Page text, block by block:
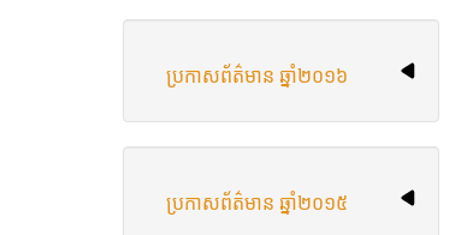
ប្រកាសព័ត៌មាន​ ឆ្នាំ​២០១៦
ប្រកាសព័ត៌មាន ឆ្នាំ​២០១៥